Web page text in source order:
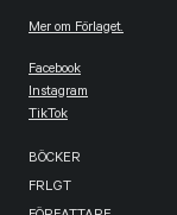
Mer om Förlaget.
Facebook
Instagram
TikTok
BÖCKER
FRLGT